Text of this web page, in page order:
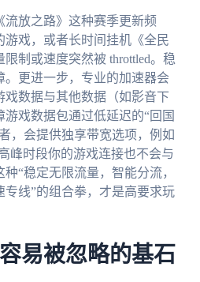
放之路》这种赛季更新频
戏，或者长时间挂机《全民
制或速度突然被 throttled。稳
。更进一步，专业的加速器会
戏数据与其他数据（如影音下
戏数据包通过低延迟的“回国
，会提供独享带宽选项，例如
峰时段你的游戏连接也不会与
“稳定无限流量，智能分流，
线”的组合拳，才是高要求玩
易被忽略的基石